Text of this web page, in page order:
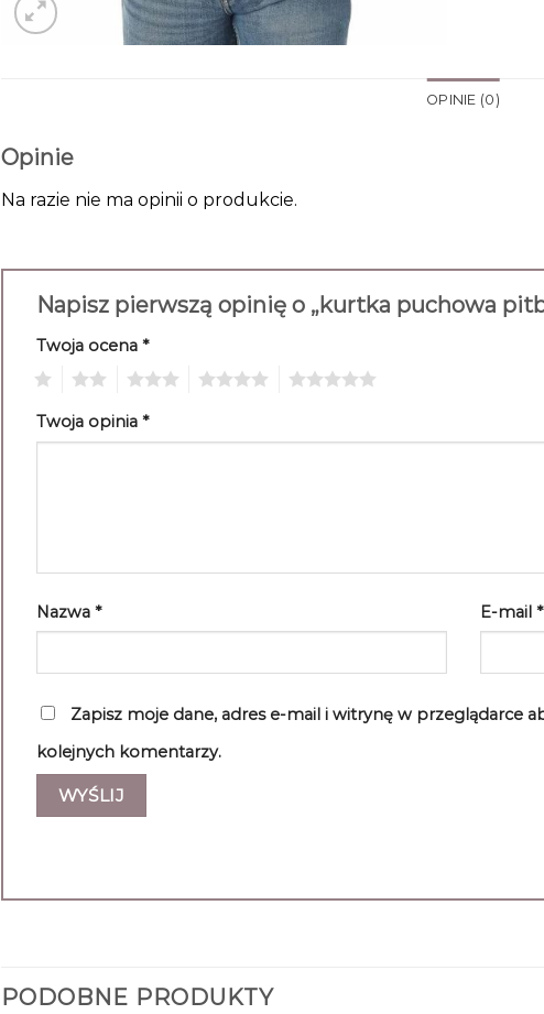
OPINIE (0)
Opinie
Na razie nie ma opinii o produkcie.
Napisz pierwszą opinię o „kurtka puchowa
Twoja ocena *
Twoja opinia *
Nazwa * E-mail *
Zapisz moje dane, adres e-mail i witrynę w przeglądarce
kolejnych komentarzy.
PODOBNE PRODUKTY